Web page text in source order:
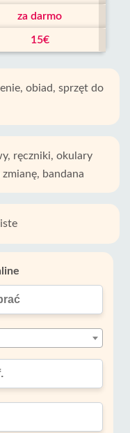
za darmo
15€
obiad, sprzęt do
ręczniki, okulary
bandana